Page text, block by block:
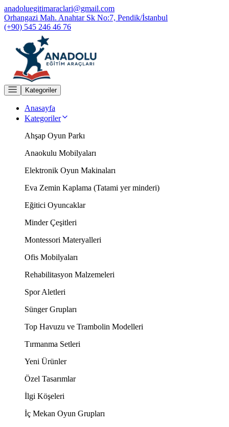
anadoluegitimaraclari@gmail.com
Orhangazi Mah. Anahtar Sk No:7, Pendik/İstanbul
(+90) 545 246 46 76
Kategoriler
Anasayfa
Kategoriler
Ahşap Oyun Parkı
Anaokulu Mobilyaları
Elektronik Oyun Makinaları
Eva Zemin Kaplama (Tatami yer minderi)
Eğitici Oyuncaklar
Minder Çeşitleri
Montessori Materyalleri
Ofis Mobilyaları
Rehabilitasyon Malzemeleri
Spor Aletleri
Sünger Grupları
Top Havuzu ve Trambolin Modelleri
Tırmanma Setleri
Yeni Ürünler
Özel Tasarımlar
İlgi Köşeleri
İç Mekan Oyun Grupları